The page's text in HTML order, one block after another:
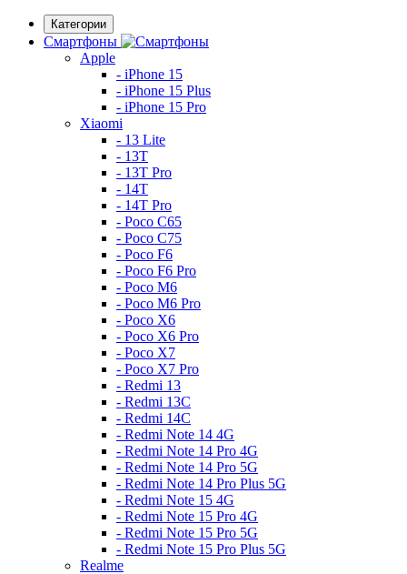
Категории
Смартфоны
Apple
- iPhone 15
- iPhone 15 Plus
- iPhone 15 Pro
Xiaomi
- 13 Lite
- 13T
- 13T Pro
- 14T
- 14T Pro
- Poco C65
- Poco C75
- Poco F6
- Poco F6 Pro
- Poco M6
- Poco M6 Pro
- Poco X6
- Poco X6 Pro
- Poco X7
- Poco X7 Pro
- Redmi 13
- Redmi 13C
- Redmi 14C
- Redmi Note 14 4G
- Redmi Note 14 Pro 4G
- Redmi Note 14 Pro 5G
- Redmi Note 14 Pro Plus 5G
- Redmi Note 15 4G
- Redmi Note 15 Pro 4G
- Redmi Note 15 Pro 5G
- Redmi Note 15 Pro Plus 5G
Realme